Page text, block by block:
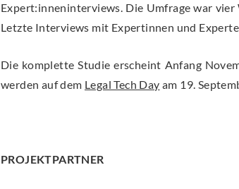
Expert:inneninterviews. Die Umfrage war
Letzte Interviews mit Expertinnen und
Die komplette Studie erscheint Anfang
werden auf dem Legal Tech Day am 19.
PROJEKTPARTNER